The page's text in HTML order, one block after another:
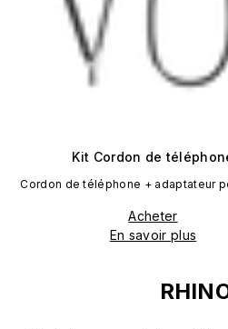
Kit Cordon de
Cordon de téléphone + adaptateur
Acheter
En savoir plus